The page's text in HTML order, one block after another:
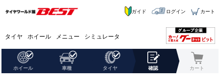
タイヤ ホイール メニュー シミュレータ
ガイド ログイン カート
ホイール 車種 タイヤ 確認 カート